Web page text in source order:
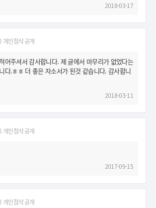
2018-03-17
개인첨삭 공개
어주셔서 감사합니다. 제 글에서 마무리가 없었다는
다.ㅎㅎ 더 좋은 자소서가 된것 같습니다. 감사합니
2018-03-11
개인첨삭 공개
2017-09-15
개인첨삭 공개